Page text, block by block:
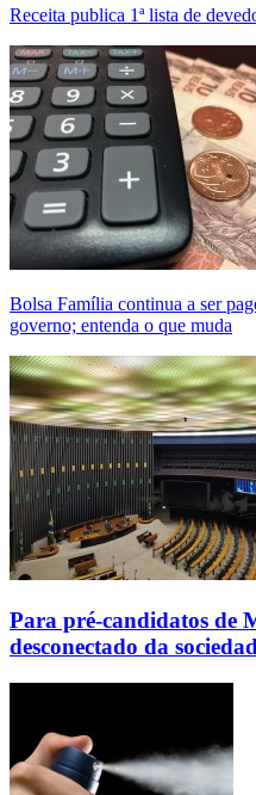
Receita publica 1ª lista de
Bolsa Família continua a ser
governo; entenda o que muda
Para pré-candidatos de
desconectado da